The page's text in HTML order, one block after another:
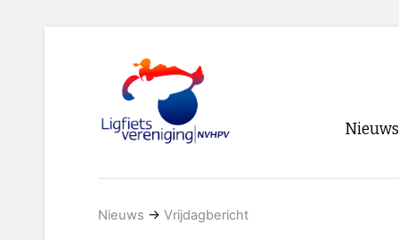
Nieuws
Nieuws → Vrijdagbericht